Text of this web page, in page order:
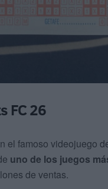
FC 26
el famoso videojuego
uno de los juegos
de ventas.